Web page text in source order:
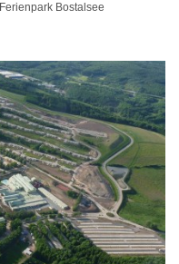
Ferienpark Bostalsee